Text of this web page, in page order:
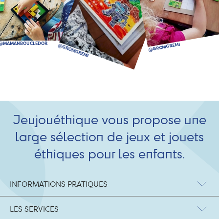
Jeujouéthique vous propose une
large sélection de jeux et jouets
éthiques pour les enfants.
INFORMATIONS PRATIQUES
LES SERVICES